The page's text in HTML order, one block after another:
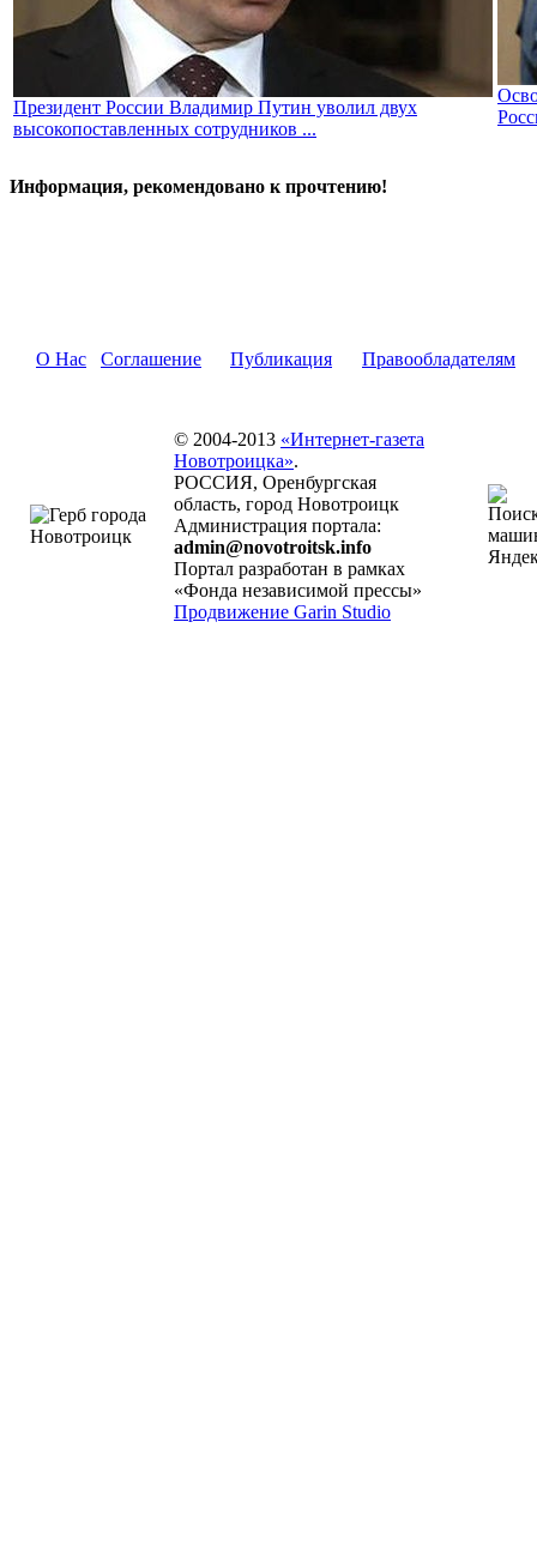
Президент России Владимир Путин уволил двух
высокопоставленных сотрудников ...
Информация, рекомендовано к прочтению!
О Нас Соглашение Публикация Правообладателям
© 2004-2013 «Интернет-газета
Новотроицка».
РОССИЯ, Оренбургская
область, город Новотроицк
Администрация портала:
admin@novotroitsk.info
Портал разработан в рамках
«Фонда независимой прессы»
Продвижение Garin Studio